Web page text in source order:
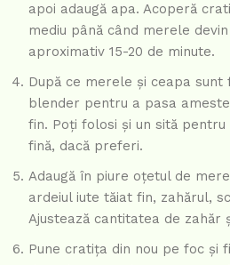
apoi adaugă apa. Acoperă
mediu până când merele
aproximativ 15-20 de minute.
După ce merele și ceapa
blender pentru a pasa
fin. Poți folosi și un sită
fină, dacă preferi.
Adaugă în piure oțetul de
ardeiul iute tăiat fin, zahărul,
Ajustează cantitatea de zahăr
Pune cratița din nou pe foc și